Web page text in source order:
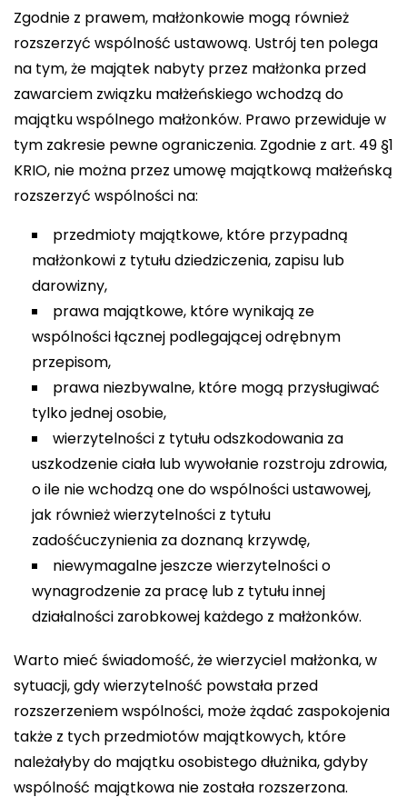
Zgodnie z prawem, małżonkowie mogą również
rozszerzyć wspólność ustawową. Ustrój ten polega
na tym, że majątek nabyty przez małżonka przed
zawarciem związku małżeńskiego wchodzą do
majątku wspólnego małżonków. Prawo przewiduje w
tym zakresie pewne ograniczenia. Zgodnie z art. 49 §1
KRIO, nie można przez umowę majątkową małżeńską
rozszerzyć wspólności na:
przedmioty majątkowe, które przypadną
małżonkowi z tytułu dziedziczenia, zapisu lub
darowizny,
prawa majątkowe, które wynikają ze
wspólności łącznej podlegającej odrębnym
przepisom,
prawa niezbywalne, które mogą przysługiwać
tylko jednej osobie,
wierzytelności z tytułu odszkodowania za
uszkodzenie ciała lub wywołanie rozstroju zdrowia,
o ile nie wchodzą one do wspólności ustawowej,
jak również wierzytelności z tytułu
zadośćuczynienia za doznaną krzywdę,
niewymagalne jeszcze wierzytelności o
wynagrodzenie za pracę lub z tytułu innej
działalności zarobkowej każdego z małżonków.
Warto mieć świadomość, że wierzyciel małżonka, w
sytuacji, gdy wierzytelność powstała przed
rozszerzeniem wspólności, może żądać zaspokojenia
także z tych przedmiotów majątkowych, które
należałyby do majątku osobistego dłużnika, gdyby
wspólność majątkowa nie została rozszerzona.